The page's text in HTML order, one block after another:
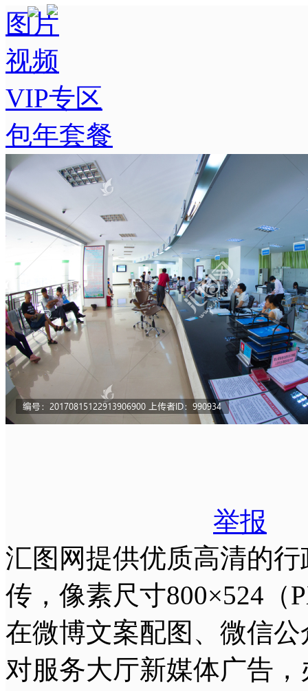
图片
视频
VIP专区
包年套餐
举报
汇图网提供优质高清的
传，像素尺寸800×524（
在微博文案配图、微信
对服务大厅新媒体广告